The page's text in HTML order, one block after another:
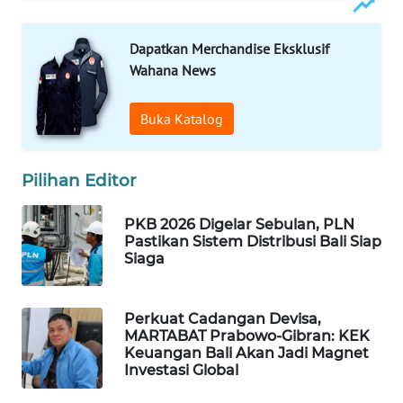
Dapatkan Merchandise Eksklusif
Wahana News
Buka Katalog
Pilihan Editor
PKB 2026 Digelar Sebulan, PLN
Pastikan Sistem Distribusi Bali Siap
Siaga
Perkuat Cadangan Devisa,
MARTABAT Prabowo-Gibran: KEK
Keuangan Bali Akan Jadi Magnet
Investasi Global
WAHANA
DESA
WISATA
LAPAK
WAHANA
Wahana
Network
KONSUMEN
LISTRIK
MASYARAKAT
KELISTRIKAN
WALINKI